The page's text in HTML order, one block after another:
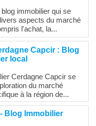
immobilier qui se
aspects du marché
l'achat, la...
Capcir : Blog
local
Cerdagne Capcir se
du marché
à la région de...
Blog Immobilier